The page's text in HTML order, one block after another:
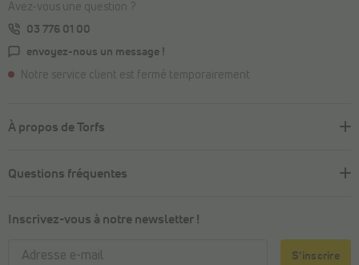
Avez-vous une question ?
03 776 01 00
envoyez-nous un message !
Notre service client est fermé temporairement
À propos de Torfs
Questions fréquentes
Inscrivez-vous à notre newsletter !
S'inscrire